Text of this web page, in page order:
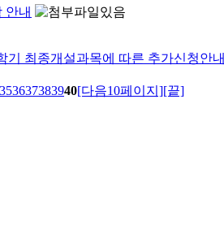
안내
기 최종개설과목에 따른 추가신청안내
353637383940[다음10페이지][끝]